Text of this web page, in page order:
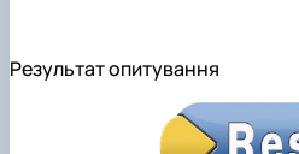
Результат опитування